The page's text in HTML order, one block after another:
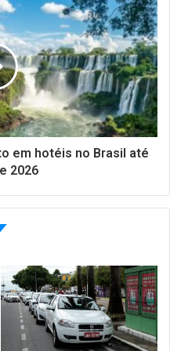
em hotéis no Brasil até
2026